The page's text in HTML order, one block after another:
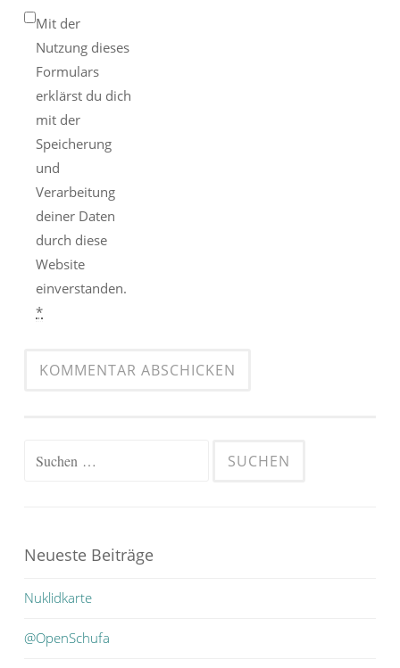
Mit der
Nutzung dieses
Formulars
erklärst du dich
mit der
Speicherung
und
Verarbeitung
deiner Daten
durch diese
Website
einverstanden.
*
Suchen
Neueste Beiträge
Nuklidkarte
@OpenSchufa